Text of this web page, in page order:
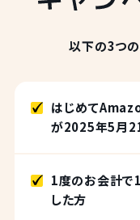
以下の3つの
はじめて
が2025年5月
1度のお会計
した方